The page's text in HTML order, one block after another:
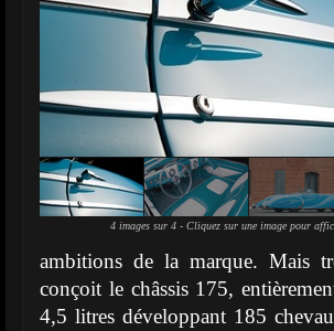
4 images sur 4 - Cliquez sur une image pour
ambitions de la marque. Mais
conçoit le châssis 175,
4,5 litres développant 185